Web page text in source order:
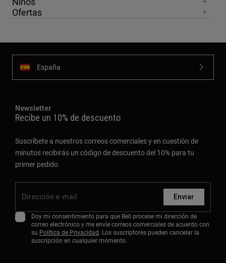
Ofertas
España
Newsletter
Recibe un 10% de descuento
Suscríbete a nuestros correos comerciales y en cuestión de
minutos recibirás un código de descuento del 10% para tu
primer pedido.
Enviar
Doy mi consentimiento para que Bell procese mi dirección de
correo electrónico y me envíe correos comerciales de acuerdo con
su Política de Privacidad. Los suscriptores pueden cancelar la
suscripción en cualquier momento.